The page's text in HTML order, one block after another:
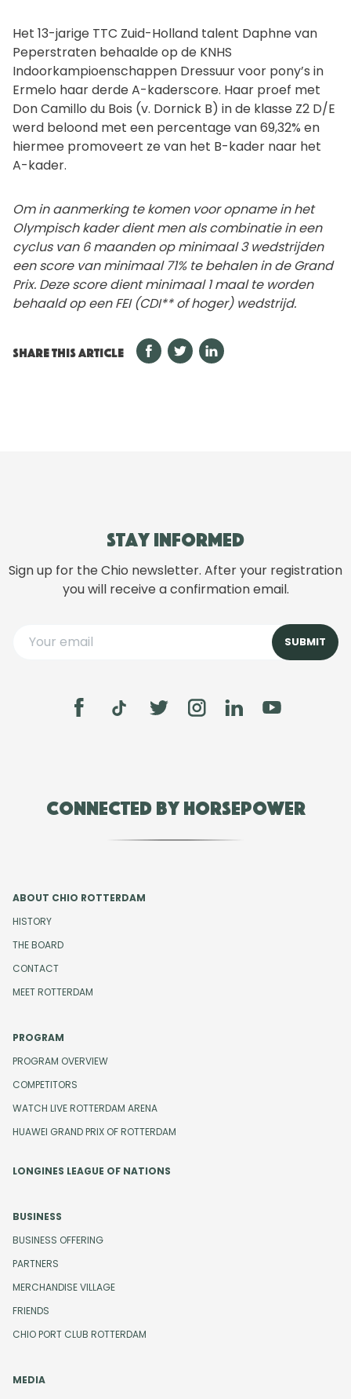
Het 13-jarige TTC Zuid-Holland talent Daphne van
Peperstraten behaalde op de KNHS
Indoorkampioenschappen Dressuur voor pony’s in
Ermelo haar derde A-kaderscore. Haar proef met
Don Camillo du Bois (v. Dornick B) in de klasse Z2 D/E
werd beloond met een percentage van 69,32% en
hiermee promoveert ze van het B-kader naar het
A-kader.
Om in aanmerking te komen voor opname in het
Olympisch kader dient men als combinatie in een
cyclus van 6 maanden op minimaal 3 wedstrijden
een score van minimaal 71% te behalen in de Grand
Prix. Deze score dient minimaal 1 maal te worden
behaald op een FEI (CDI** of hoger) wedstrijd.
SHARE THIS ARTICLE
Stay informed
Sign up for the Chio newsletter. After your registration
you will receive a confirmation email.
Connected by Horsepower
ABOUT CHIO ROTTERDAM
HISTORY
THE BOARD
CONTACT
MEET ROTTERDAM
PROGRAM
PROGRAM OVERVIEW
COMPETITORS
WATCH LIVE ROTTERDAM ARENA
HUAWEI GRAND PRIX OF ROTTERDAM
LONGINES LEAGUE OF NATIONS
BUSINESS
BUSINESS OFFERING
PARTNERS
MERCHANDISE VILLAGE
FRIENDS
CHIO PORT CLUB ROTTERDAM
MEDIA